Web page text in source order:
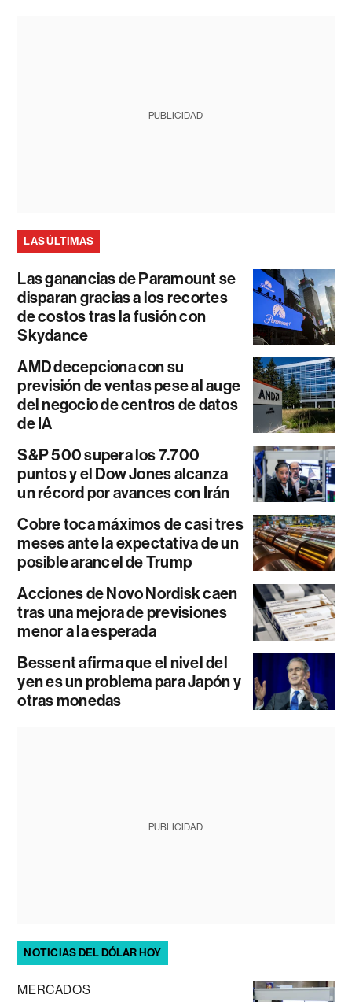
PUBLICIDAD
LAS ÚLTIMAS
Las ganancias de Paramount se
disparan gracias a los recortes
de costos tras la fusión con
Skydance
AMD decepciona con su
previsión de ventas pese al auge
del negocio de centros de datos
de IA
S&P 500 supera los 7.700
puntos y el Dow Jones alcanza
un récord por avances con Irán
Cobre toca máximos de casi tres
meses ante la expectativa de un
posible arancel de Trump
Acciones de Novo Nordisk caen
tras una mejora de previsiones
menor a la esperada
Bessent afirma que el nivel del
yen es un problema para Japón y
otras monedas
PUBLICIDAD
NOTICIAS DEL DÓLAR HOY
MERCADOS